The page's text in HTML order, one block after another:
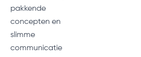
pakkende
concepten en
slimme
communicatie